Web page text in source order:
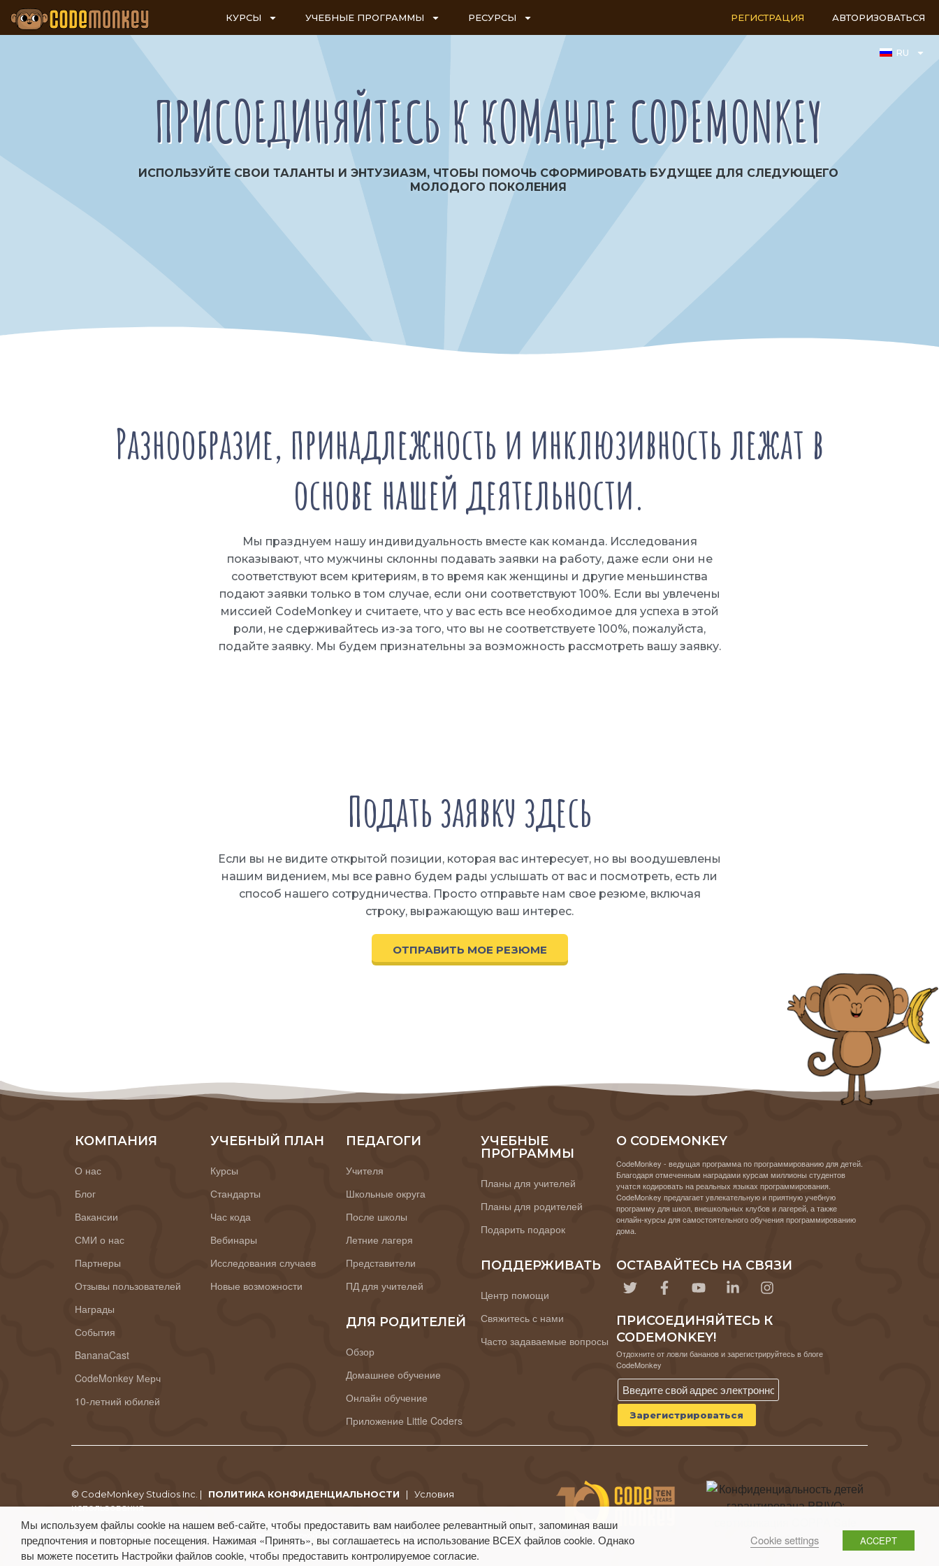
КУРСЫ УЧЕБНЫЕ ПРОГРАММЫ РЕСУРСЫ РЕГИСТРАЦИЯ АВТОРИЗОВАТЬСЯ
RU
ПРИСОЕДИНЯЙТЕСЬ К КОМАНДЕ CODEMONKEY
ИСПОЛЬЗУЙТЕ СВОИ ТАЛАНТЫ И ЭНТУЗИАЗМ, ЧТОБЫ ПОМОЧЬ СФОРМИРОВАТЬ БУДУЩЕЕ ДЛЯ СЛЕДУЮЩЕГО
МОЛОДОГО ПОКОЛЕНИЯ
Разнообразие, принадлежность и инклюзивность лежат в
основе нашей деятельности.
Мы празднуем нашу индивидуальность вместе как команда. Исследования
показывают, что мужчины склонны подавать заявки на работу, даже если они не
соответствуют всем критериям, в то время как женщины и другие меньшинства
подают заявки только в том случае, если они соответствуют 100%. Если вы увлечены
миссией CodeMonkey и считаете, что у вас есть все необходимое для успеха в этой
роли, не сдерживайтесь из-за того, что вы не соответствуете 100%, пожалуйста,
подайте заявку. Мы будем признательны за возможность рассмотреть вашу заявку.
Подать заявку здесь
Если вы не видите открытой позиции, которая вас интересует, но вы воодушевлены
нашим видением, мы все равно будем рады услышать от вас и посмотреть, есть ли
способ нашего сотрудничества. Просто отправьте нам свое резюме, включая
строку, выражающую ваш интерес.
ОТПРАВИТЬ МОЕ РЕЗЮМЕ
КОМПАНИЯ
О нас
Блог
Вакансии
СМИ о нас
Партнеры
Отзывы пользователей
Награды
События
BananaCast
CodeMonkey Мерч
10-летний юбилей
УЧЕБНЫЙ ПЛАН
Курсы
Стандарты
Час кода
Вебинары
Исследования случаев
Новые возможности
ПЕДАГОГИ
Учителя
Школьные округа
После школы
Летние лагеря
Представители
ПД для учителей
ДЛЯ РОДИТЕЛЕЙ
Обзор
Домашнее обучение
Онлайн обучение
Приложение Little Coders
УЧЕБНЫЕ
ПРОГРАММЫ
Планы для учителей
Планы для родителей
Подарить подарок
ПОДДЕРЖИВАТЬ
Центр помощи
Свяжитесь с нами
Часто задаваемые вопросы
О CODEMONKEY
CodeMonkey - ведущая программа по программированию для детей.
Благодаря отмеченным наградами курсам миллионы студентов
учатся кодировать на реальных языках программирования.
CodeMonkey предлагает увлекательную и приятную учебную
программу для школ, внешкольных клубов и лагерей, а также
онлайн-курсы для самостоятельного обучения программированию
дома.
ОСТАВАЙТЕСЬ НА СВЯЗИ
ПРИСОЕДИНЯЙТЕСЬ К
CODEMONKEY!
Отдохните от ловли бананов и зарегистрируйтесь в блоге
CodeMonkey
© CodeMonkey Studios Inc. | ПОЛИТИКА КОНФИДЕНЦИАЛЬНОСТИ | Условия
использования
CodeMonkey® является зарегистрированной торговой маркой CodeMonkey Studios Ltd.
Мы используем файлы cookie на нашем веб-сайте, чтобы предоставить вам наиболее релевантный опыт, запоминая ваши
предпочтения и повторные посещения. Нажимая «Принять», вы соглашаетесь на использование ВСЕХ файлов cookie. Однако
вы можете посетить Настройки файлов cookie, чтобы предоставить контролируемое согласие.
Cookie settings ACCEPT